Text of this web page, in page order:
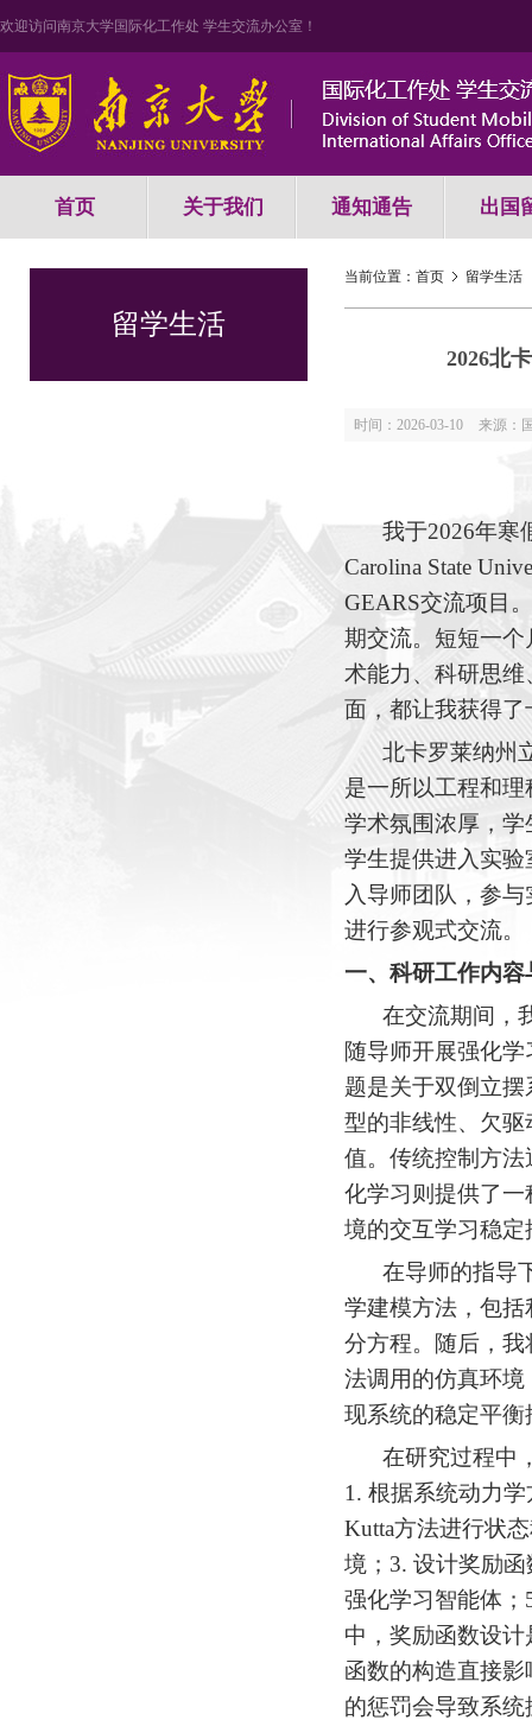
欢迎访问南京大学国际化工作处 学生交流办公室！
首页 关于我们 通知通告 出国
留学生活
当前位置： 首页 留学生活
2026北
时间：2026-03-10 来源：
我于2026年寒
Carolina State
GEARS交流项目。
期交流。短短一
术能力、科研思
面，都让我获得
北卡罗莱纳州
是一所以工程和
学术氛围浓厚， 学
学生提供进入实
入导师团队，参
进行参观式交流。
一、 科研工作内容
在交流期间，
随导师开展强化
题是关于双倒立
型的非线性、欠
值。传统控制方
化学习则提供了
境的交互学习稳定
在导师的指导
学建模方法，包
分方程。随后，
法调用的仿真环境
现系统的稳定平衡
在研究过程中
1. 根据系统动力
Kutta方法进行状
境； 3. 设计奖励
强化学习智能体；
中，奖励函数设
函数的构造直接
的惩罚会导致系